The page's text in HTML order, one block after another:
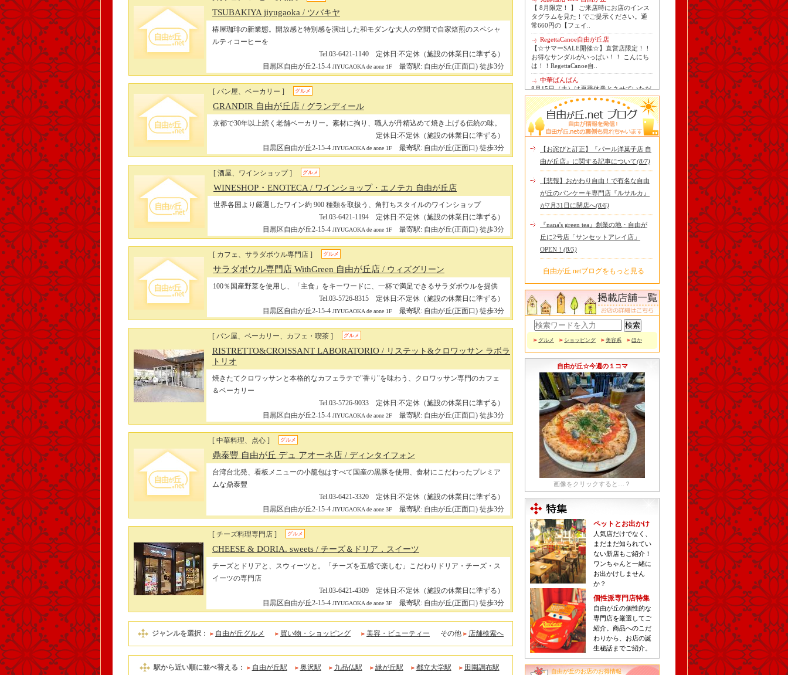
TSUBAKIYA jiyugaoka / ツバキヤ
椿屋珈琲の新業態。開放感と特別感を演出した和モダンな大人の空間で自家焙煎のスペシャ
ルティコーヒーを
Tel.03-6421-1140 定休日:不定休（施設の休業日に準ずる）
目黒区自由が丘2-15-4 JIYUGAOKA de aone 1F 最寄駅: 自由が丘(正面口) 徒歩3分
[ パン屋、ベーカリー ] グルメ
GRANDIR 自由が丘店 / グランディール
京都で30年以上続く老舗ベーカリー。素材に拘り、職人が丹精込めて焼き上げる伝統の味。
定休日:不定休（施設の休業日に準ずる）
目黒区自由が丘2-15-4 JIYUGAOKA de aone 1F 最寄駅: 自由が丘(正面口) 徒歩3分
[ 酒屋、ワインショップ ] グルメ
WINESHOP・ENOTECA / ワインショップ・エノテカ 自由が丘店
世界各国より厳選したワイン約 900 種類を取扱う、角打ちスタイルのワインショップ
Tel.03-6421-1194 定休日:不定休（施設の休業日に準ずる）
目黒区自由が丘2-15-4 JIYUGAOKA de aone 1F 最寄駅: 自由が丘(正面口) 徒歩3分
[ カフェ、サラダボウル専門店 ] グルメ
サラダボウル専門店 WithGreen 自由が丘店 / ウィズグリーン
100％国産野菜を使用し、「主食」をキーワードに、一杯で満足できるサラダボウルを提供
Tel.03-5726-8315 定休日:不定休（施設の休業日に準ずる）
目黒区自由が丘2-15-4 JIYUGAOKA de aone 1F 最寄駅: 自由が丘(正面口) 徒歩3分
[ パン屋、ベーカリー、カフェ・喫茶 ] グルメ
RISTRETTO&CROISSANT LABORATORIO / リステット&クロワッサン ラボラ
トリオ
焼きたてクロワッサンと本格的なカフェラテで"香り"を味わう、クロワッサン専門のカフェ
＆ベーカリー
Tel.03-5726-9033 定休日:不定休（施設の休業日に準ずる）
目黒区自由が丘2-15-4 JIYUGAOKA de aone 2F 最寄駅: 自由が丘(正面口) 徒歩3分
[ 中華料理、点心 ] グルメ
鼎泰豐 自由が丘 デュ アオーネ店 / ディンタイフォン
台湾台北発、看板メニューの小籠包はすべて国産の黒豚を使用、食材にこだわったプレミア
ムな鼎泰豐
Tel.03-6421-3320 定休日:不定休（施設の休業日に準ずる）
目黒区自由が丘2-15-4 JIYUGAOKA de aone 3F 最寄駅: 自由が丘(正面口) 徒歩3分
[ チーズ料理専門店 ] グルメ
CHEESE & DORIA. sweets / チーズ＆ドリア．スイーツ
チーズとドリアと、スウィーツと。「チーズを五感で楽しむ」こだわりドリア・チーズ・ス
イーツの専門店
Tel.03-6421-4309 定休日:不定休（施設の休業日に準ずる）
目黒区自由が丘2-15-4 JIYUGAOKA de aone 3F 最寄駅: 自由が丘(正面口) 徒歩3分
ジャンルを選択 ： 自由が丘グルメ 買い物・ショッピング 美容・ビューティー その他 店舗検索へ
駅から近い順に並べ替える ： 自由が丘駅 奥沢駅 九品仏駅 緑が丘駅 都立大学駅 田園調布駅
【 8月限定！ 】 ご来店時にお店のインス
タグラムを見た！でご提示ください。通
常660円の【フェイ..
RegettaCanoe自由が丘店
【☆サマーSALE開催☆】直営店限定！！
お得なサンダルがいっぱい！！ こんにち
は！！RegettaCanoe自..
中華ばんばん
8月15日（土）は夏季休業とさせていただ
きます。 翌16日（日）は通常通り定休日
ですので、2連休となり..
tomoru
土曜日限定ランチセット(12:00〜15:00)は
じまりました！※数量限定その日のおす
すめサンドイッチ(ルッ..
Le Monde Gourmand
シストロン仔羊の煮込み パニスとリ・ダ
ニョーのパネ フランスの仔羊をトマトと
冷え性改善協会 ICITO
【 よもぎ蒸しやリラクゼーション専門の
エステサロン、リ..
【お詫びと訂正】『パール洋菓子店 自
由が丘店』に関する記事について(8/7)
【悲報】おかわり自由！で有名な自由
が丘のパンケーキ専門店『ルサルカ』
が7月31日に閉店へ(8/6)
『nana's green tea』創業の地・自由が
丘に2号店「サンセットアレイ店」
OPEN！ (8/5)
自由が丘.netブログをもっと見る
グルメ ショッピング 美容系 ほか
自由が丘☆今週の１コマ
画像をクリックすると…？
ペットとお出かけ
人気店だけでなく、
まだまだ知られてい
ない新店もご紹介！
ワンちゃんと一緒に
お出かけしません
か？
個性派専門店特集
自由が丘の個性的な
専門店を厳選してご
紹介。商品へのこだ
わりから、お店の誕
生秘話までご紹介。
自由が丘のお店のお得情報